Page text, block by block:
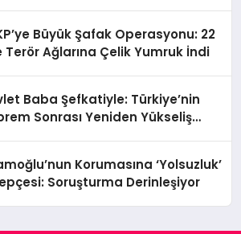
Büyük Şafak Operasyonu: 22
Terör Ağlarına Çelik Yumruk İndi
Baba Şefkatiyle: Türkiye’nin
Sonrası Yeniden Yükseliş
Korumasına ‘Yolsuzluk’
Soruşturma Derinleşiyor